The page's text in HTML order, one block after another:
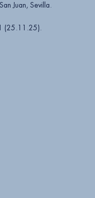
Juan, Sevilla.
(25.11.25).